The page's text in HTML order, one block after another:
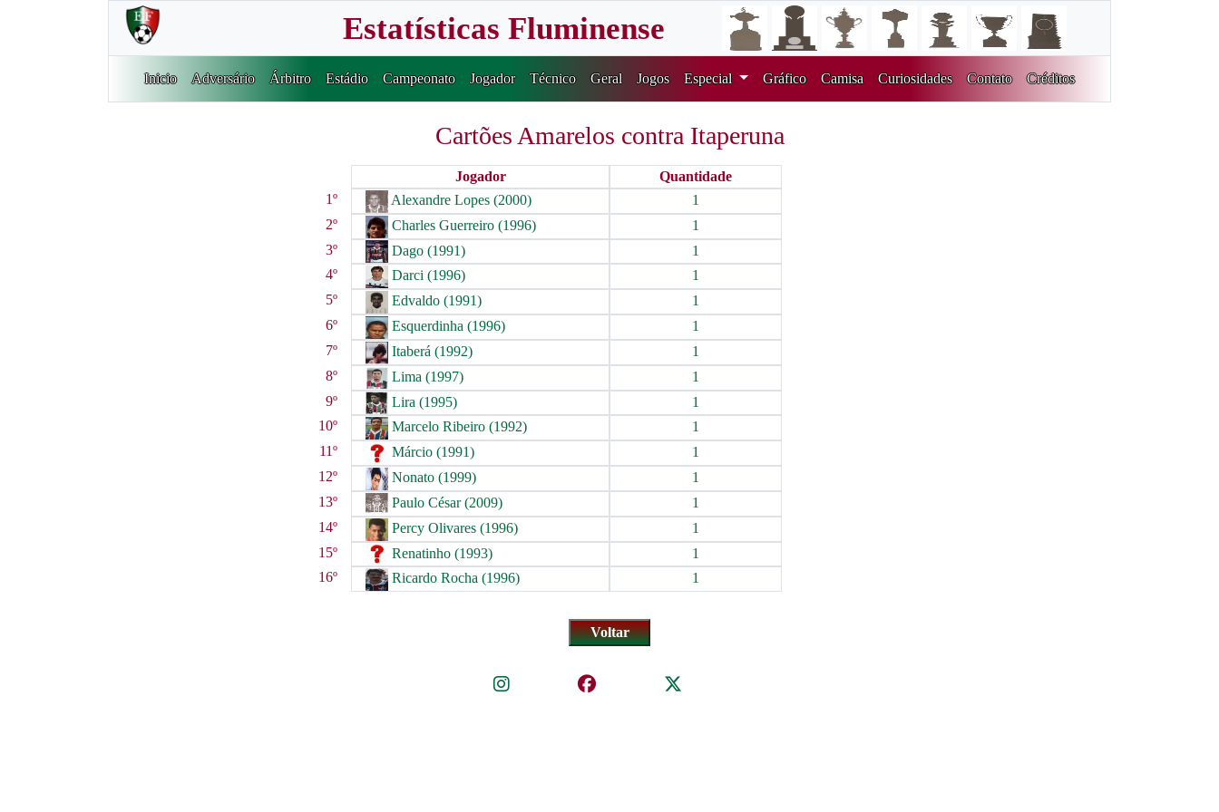
Estatísticas Fluminense
Inicio Adversário Árbitro Estádio Campeonato Jogador Técnico Geral Jogos Especial Gráfico Camisa Curiosidades Contato Créditos
Cartões Amarelos contra Itaperuna
Jogador
Quantidade
1º
Alexandre Lopes (2000)
1
2º
Charles Guerreiro (1996)
1
3º
Dago (1991)
1
4º
Darci (1996)
1
5º
Edvaldo (1991)
1
6º
Esquerdinha (1996)
1
7º
Itaberá (1992)
1
8º
Lima (1997)
1
9º
Lira (1995)
1
10º
Marcelo Ribeiro (1992)
1
11º
Márcio (1991)
1
12º
Nonato (1999)
1
13º
Paulo César (2009)
1
14º
Percy Olivares (1996)
1
15º
Renatinho (1993)
1
16º
Ricardo Rocha (1996) 1